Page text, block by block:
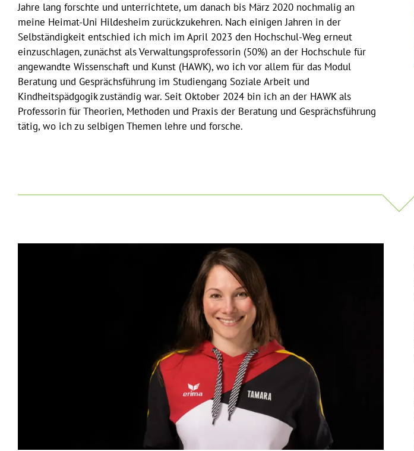
Jahre lang forschte und unterrichtete, um danach bis März 2020 nochmalig an
meine Heimat-Uni Hildesheim zurückzukehren. Nach einigen Jahren in der
Selbständigkeit entschied ich mich im April 2023 den Hochschul-Weg erneut
einzuschlagen, zunächst als Verwaltungsprofessorin (50%) an der Hochschule für
angewandte Wissenschaft und Kunst (HAWK), wo ich vor allem für das Modul
Beratung und Gesprächsführung im Studiengang Soziale Arbeit und
Kindheitspädgogik zuständig war. Seit Oktober 2024 bin ich an der HAWK als
Professorin für Theorien, Methoden und Praxis der Beratung und Gesprächsführung
tätig, wo ich zu selbigen Themen lehre und forsche.